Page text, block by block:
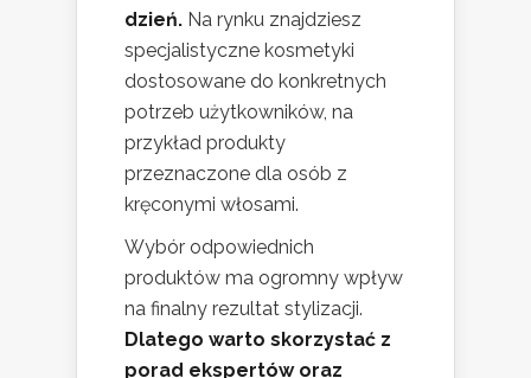
dzień. Na rynku znajdziesz
specjalistyczne kosmetyki
dostosowane do konkretnych
potrzeb użytkowników, na
przykład produkty
przeznaczone dla osób z
kręconymi włosami.
Wybór odpowiednich
produktów ma ogromny wpływ
na finalny rezultat stylizacji.
Dlatego warto skorzystać z
porad ekspertów oraz